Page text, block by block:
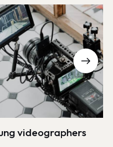
videographers